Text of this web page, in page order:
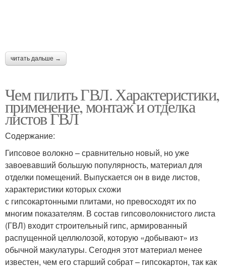
читать дальше →
Чем пилить ГВЛ. Характеристики,
применение, монтаж и отделка
листов ГВЛ
Содержание:
Гипсовое волокно – сравнительно новый, но уже
завоевавший большую популярность, материал для
отделки помещений. Выпускается он в виде листов,
характеристики которых схожи
с гипсокартонными плитами, но превосходят их по
многим показателям. В состав гипсоволокнистого листа
(ГВЛ) входит строительный гипс, армированный
распущенной целлюлозой, которую «добывают» из
обычной макулатуры. Сегодня этот материал менее
известен, чем его старший собрат – гипсокартон, так как